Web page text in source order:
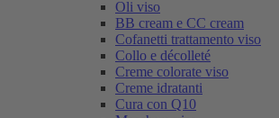
Oli viso
BB cream e CC cream
Cofanetti trattamento viso
Collo e décolleté
Creme colorate viso
Creme idratanti
Cura con Q10